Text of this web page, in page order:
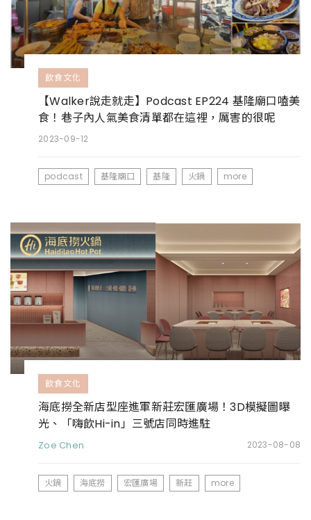
飲食文化
【Walker說走就走】Podcast EP224 基隆廟口嗑美
食！巷子內人氣美食清單都在這裡，厲害的很呢
2023-09-12
podcast 基隆廟口 基隆 火鍋 more
飲食文化
海底撈全新店型座進軍新莊宏匯廣場！3D模擬圖曝
光、「嗨飲Hi-in」三號店同時進駐
Zoe Chen 2023-08-08
火鍋 海底撈 宏匯廣場 新莊 more